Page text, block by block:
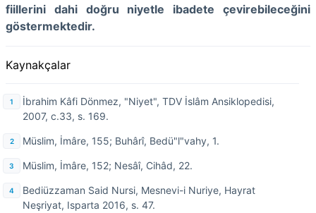
fiillerini dahi doğru niyetle ibadete çevirebileceğini
göstermektedir.
Kaynakçalar
İbrahim Kâfi Dönmez, "Niyet", TDV İslâm Ansiklopedisi,
2007, c.33, s. 169.
Müslim, İmâre, 155; Buhârî, Bedü"l"vahy, 1.
Müslim, İmâre, 152; Nesâî, Cihâd, 22.
Bediüzzaman Said Nursi, Mesnevi-i Nuriye, Hayrat
Neşriyat, Isparta 2016, s. 47.